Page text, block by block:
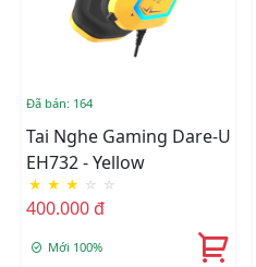
Đã bán: 164
Tai Nghe Gaming Dare-U
EH732 - Yellow
★ ★ ★ ☆ ☆
400.000 đ
Mới 100%